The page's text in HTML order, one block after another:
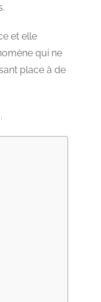
et elle
qui ne
place à de